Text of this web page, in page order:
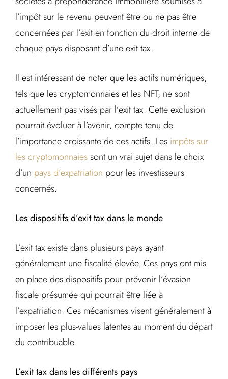
l’impôt sur le revenu peuvent être ou ne pas être
concernées par l’exit en fonction du droit interne de
chaque pays disposant d’une exit tax.
Il est intéressant de noter que les actifs numériques,
tels que les cryptomonnaies et les NFT, ne sont
actuellement pas visés par l’exit tax. Cette exclusion
pourrait évoluer à l’avenir, compte tenu de
l’importance croissante de ces actifs. Les impôts sur
les cryptomonnaiessont un vrai sujet dans le choix
d’un pays d’expatriation pour les investisseurs
concernés.
Les dispositifs d’exit tax dans le monde
L’exit tax existe dans plusieurs pays ayant
généralement une fiscalité élevée. Ces pays ont mis
en place des dispositifs pour prévenir l’évasion
fiscale présumée qui pourrait être liée à
l’expatriation. Ces mécanismes visent généralement à
imposer les plus-values latentes au moment du départ
du contribuable.
L’exit tax dans les différents pays